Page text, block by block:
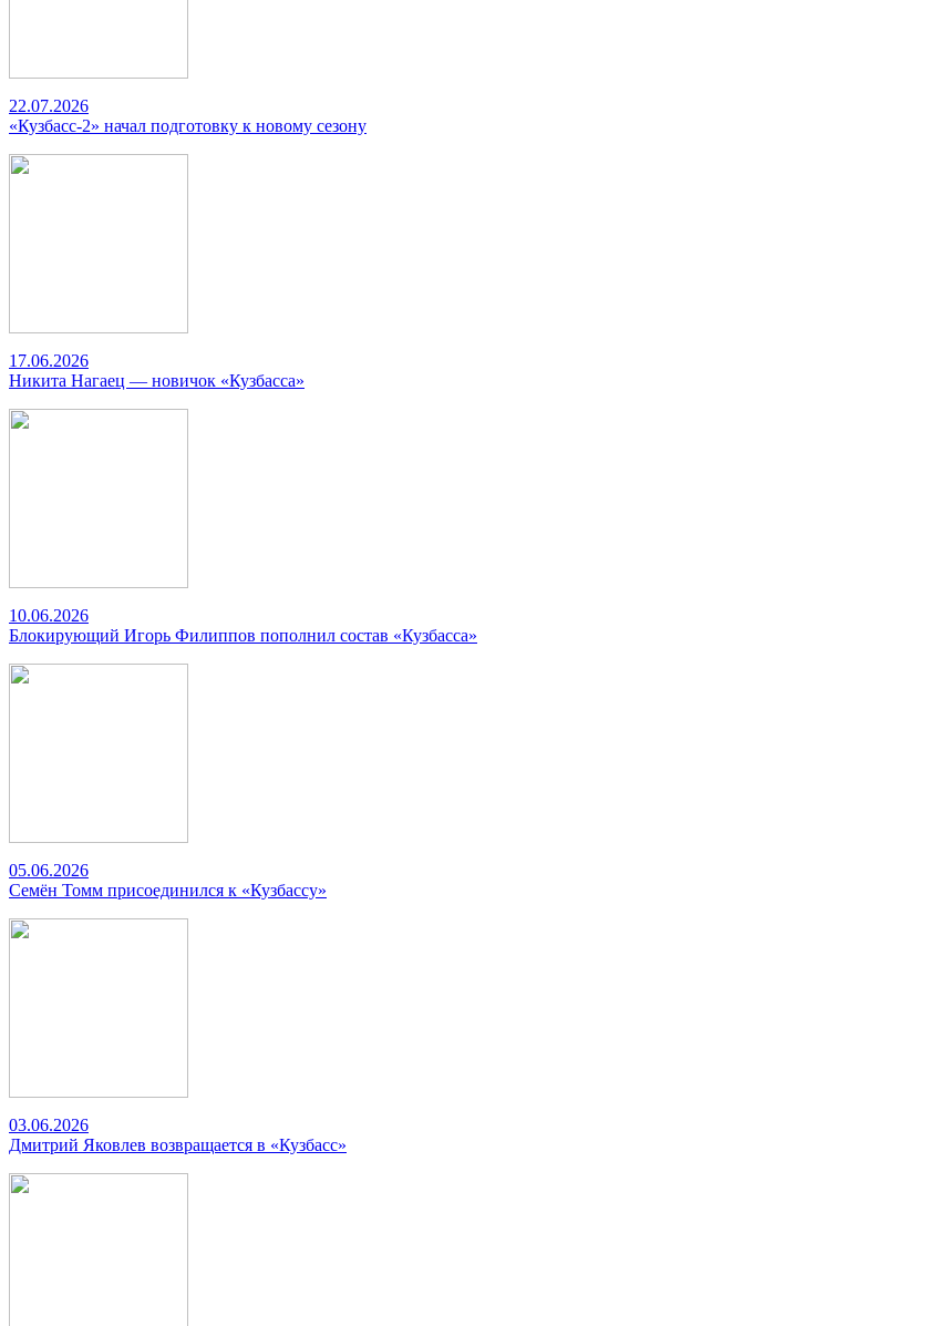
22.07.2026
«Кузбасс-2» начал подготовку к новому сезону
17.06.2026
Никита Нагаец — новичок «Кузбасса»
10.06.2026
Блокирующий Игорь Филиппов пополнил состав «Кузбасса»
05.06.2026
Семён Томм присоединился к «Кузбассу»
03.06.2026
Дмитрий Яковлев возвращается в «Кузбасс»